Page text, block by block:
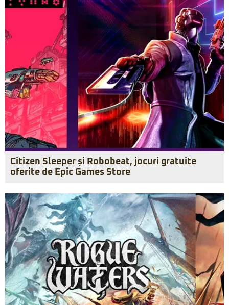
Citizen Sleeper și Robobeat, jocuri gratuite
oferite de Epic Games Store